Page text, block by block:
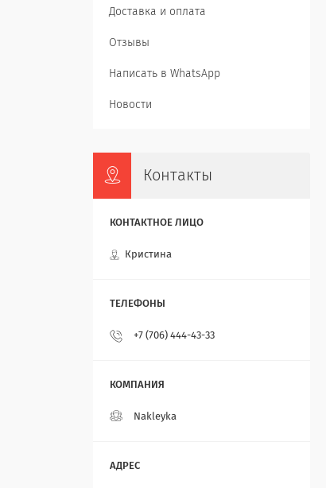
Доставка и оплата
Отзывы
Написать в WhatsApp
Новости
Контакты
Кристина
+7 (706) 444-43-33
Nakleyka